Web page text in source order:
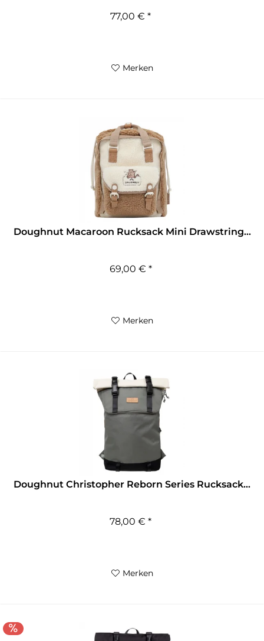
77,00 € *
Merken
Doughnut Macaroon Rucksack Mini Drawstring...
69,00 € *
Merken
Doughnut Christopher Reborn Series Rucksack...
78,00 € *
Merken